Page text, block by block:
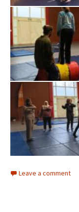
Leave a comment